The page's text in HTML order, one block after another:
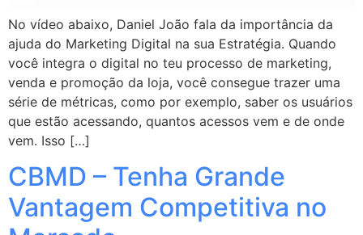
No vídeo abaixo, Daniel João fala da importância da
ajuda do Marketing Digital na sua Estratégia. Quando
você integra o digital no teu processo de marketing,
venda e promoção da loja, você consegue trazer uma
série de métricas, como por exemplo, saber os usuários
que estão acessando, quantos acessos vem e de onde
vem. Isso […]
CBMD – Tenha Grande
Vantagem Competitiva no